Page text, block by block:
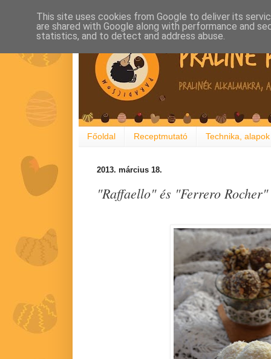
Főoldal Receptmutató Technika, alapok
2013. március 18.
"Raffaello" és "Ferrero
This site uses cookies from Google to deliver its
are shared with Google along with performance and
statistics, and to detect and address abuse.